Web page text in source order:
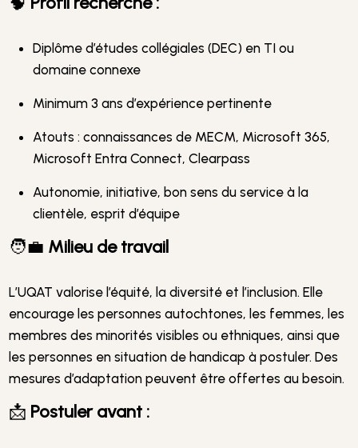
Diplôme d’études collégiales (DEC) en TI ou
domaine connexe
Minimum 3 ans d’expérience pertinente
Atouts : connaissances de MECM, Microsoft 365,
Microsoft Entra Connect, Clearpass
Autonomie, initiative, bon sens du service à la
clientèle, esprit d’équipe
🧑‍💼 Milieu de travail
L’UQAT valorise l’équité, la diversité et l’inclusion. Elle
encourage les personnes autochtones, les femmes, les
membres des minorités visibles ou ethniques, ainsi que
les personnes en situation de handicap à postuler. Des
mesures d’adaptation peuvent être offertes au besoin.
📩 Postuler avant :